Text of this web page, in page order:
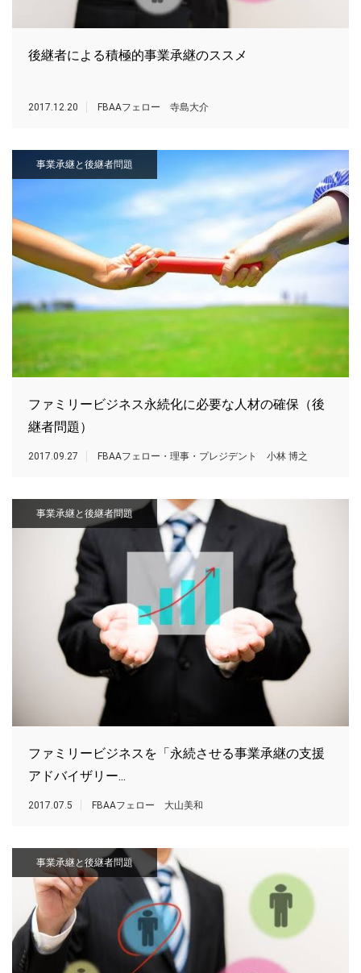
後継者による積極的事業承継のススメ
2017.12.20 FBAAフェロー 寺島大介
事業承継と後継者問題
ファミリービジネス永続化に必要な人材の確保（後
継者問題）
2017.09.27 FBAAフェロー・理事・プレジデント 小林 博之
事業承継と後継者問題
ファミリービジネスを「永続させる事業承継の支援
アドバイザリー...
2017.07.5 FBAAフェロー 大山美和
事業承継と後継者問題